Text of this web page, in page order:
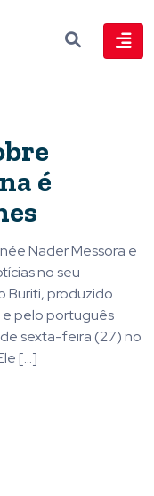
é
Nader Messora e
no seu
Buriti, produzido
e pelo português
sexta-feira (27) no
[…]